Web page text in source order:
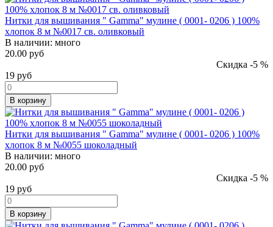
Нитки для вышивания " Gamma" мулине ( 0001- 0206 ) 100%
хлопок 8 м №0017 св. оливковый
В наличии: много
20.00 руб
Скидка -5 %
19 руб
В корзину
Нитки для вышивания " Gamma" мулине ( 0001- 0206 ) 100%
хлопок 8 м №0055 шоколадный
В наличии: много
20.00 руб
Скидка -5 %
19 руб
В корзину